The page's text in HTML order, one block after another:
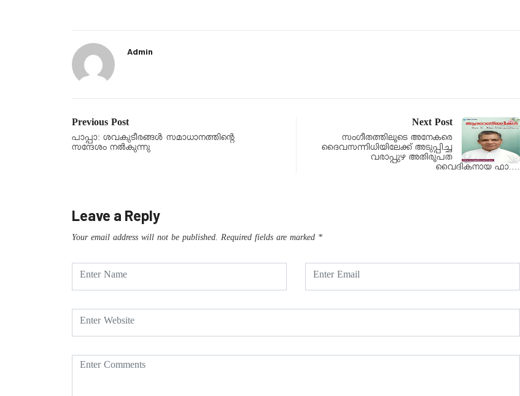
Admin
Previous Post
പാപ്പാ: ശവകുടീരങ്ങൾ സമാധാനത്തിന്റെ
സന്ദേശം നൽകുന്നു
Next Post
സംഗീതത്തിലൂടെ അനേകരെ
ദൈവസന്നിധിയിലേക്ക് അടുപ്പിച്ച
വരാപ്പുഴ അതിരൂപത
വൈദികനായ ഫാ.…
Leave a Reply
Your email address will not be published. Required fields are marked *